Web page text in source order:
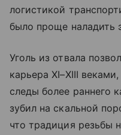
логистикой
было проще наладить
Уголь из отвала
карьера XI–XIII
следы более раннего
зубил на скальной
что традиция резьбы